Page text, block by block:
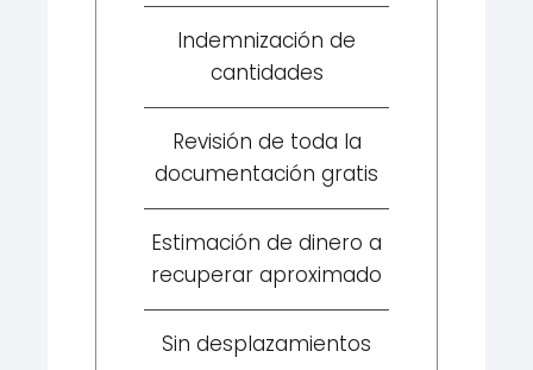
Indemnización de
cantidades
Revisión de toda la
documentación gratis
Estimación de dinero a
recuperar aproximado
Sin desplazamientos